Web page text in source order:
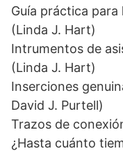
Guía práctica
(Linda J. Hart)
Intrumentos de
(Linda J. Hart)
Inserciones
David J. Purtell)
Trazos de
¿Hasta cuánto